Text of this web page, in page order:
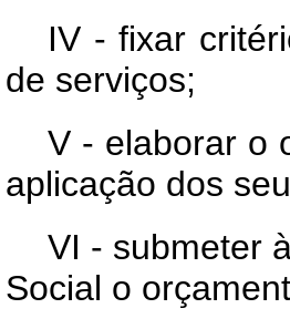
IV - fixar
de serviços;
V - elaborar o
aplicação dos
VI - submeter
Social o